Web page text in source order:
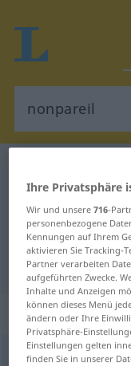
Englisch-
"nonpareil"
"nonpareil"
nonpareil
Ihre Privatsphäre
Wir und unsere716-
personenbezogene
Kennungen auf Ihrem
aktivieren Sie Tracking-
Partner verarbeiten
aufgeführten Zwecke.
Inhalte und Anzeigen
können dieses Menü
ändern oder Ihre
Privatsphäre-
Einstellungen gelten
finden Sie in unserer